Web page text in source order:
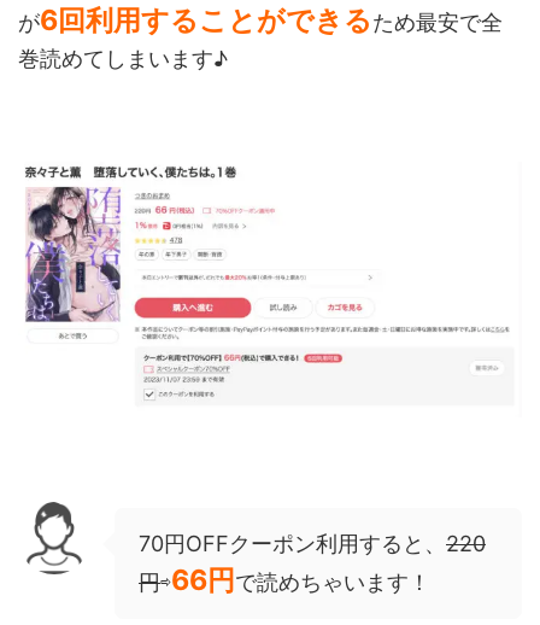
が6回利用することができるため最安で全
巻読めてしまいます♪
70円OFFクーポン利用すると、 220
円⇨66円で読めちゃいます！